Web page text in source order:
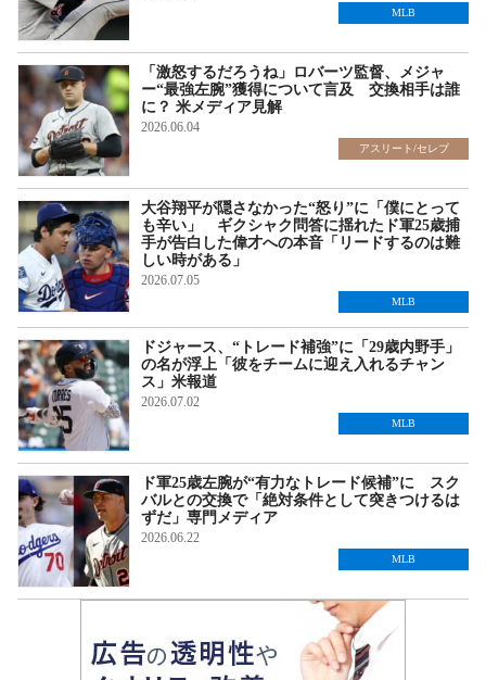
MLB
「激怒するだろうね」ロバーツ監督、メジャ
ー“最強左腕”獲得について言及 交換相手は誰
に？ 米メディア見解
2026.06.04
アスリート/セレブ
大谷翔平が隠さなかった“怒り”に「僕にとって
も辛い」 ギクシャク問答に揺れたド軍25歳捕
手が告白した偉才への本音「リードするのは難
しい時がある」
2026.07.05
MLB
ドジャース、“トレード補強”に「29歳内野手」
の名が浮上「彼をチームに迎え入れるチャン
ス」米報道
2026.07.02
MLB
ド軍25歳左腕が“有力なトレード候補”に スク
バルとの交換で「絶対条件として突きつけるは
ずだ」専門メディア
2026.06.22
MLB